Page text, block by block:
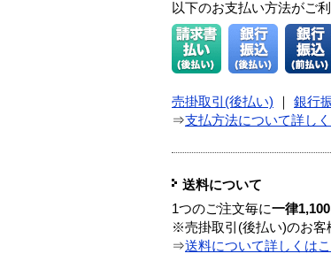
以下のお支払い方法がご利
売掛取引(後払い) 銀行
⇒支払方法について詳し
送料について
1つのご注文毎に一律
※売掛取引(後払い)のお客
⇒送料について詳しくは